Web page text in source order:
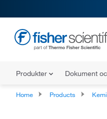
Produkter Dokument
Home Products